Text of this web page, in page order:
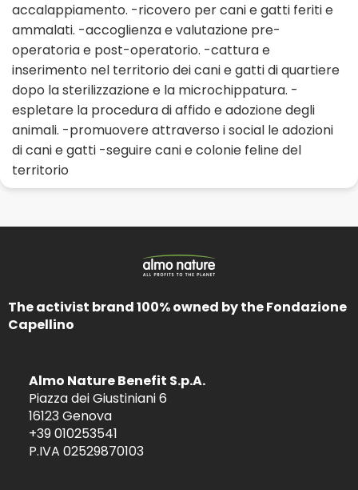
accalappiamento. -ricovero per cani e gatti feriti e
ammalati. -accoglienza e valutazione pre-
operatoria e post-operatorio. -cattura e
inserimento nel territorio dei cani e gatti di quartiere
dopo la sterilizzazione e la microchippatura. -
espletare la procedura di affido e adozione degli
animali. -promuovere attraverso i social le adozioni
di cani e gatti -seguire cani e colonie feline del
territorio
The activist brand 100% owned by the Fondazione
Capellino
Almo Nature Benefit S.p.A.
Piazza dei Giustiniani 6
16123 Genova
+39 010253541
P.IVA 02529870103